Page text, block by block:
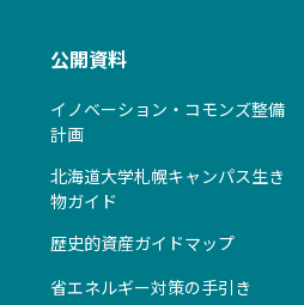
公開資料
イノベーション・コモンズ整備
計画
北海道大学札幌キャンパス生き
物ガイド
歴史的資産ガイドマップ
省エネルギー対策の手引き